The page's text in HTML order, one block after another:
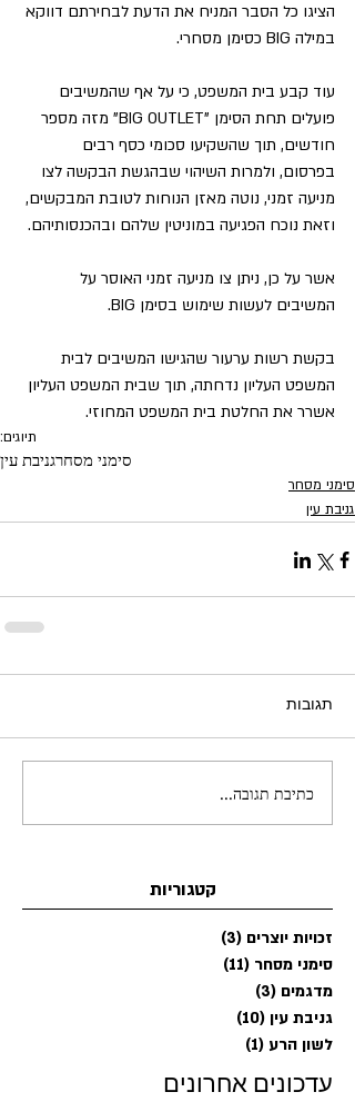
הציגו כל הסבר המניח את הדעת לבחירתם דווקא
במילה BIG כסימן מסחרי.
עוד קבע בית המשפט, כי על אף שהמשיבים
פועלים תחת הסימן "BIG OUTLET" מזה מספר
חודשים, תוך שהשקיעו סכומי כסף רבים
בפרסום, ולמרות השיהוי שבהגשת הבקשה לצו
מניעה זמני, נוטה מאזן הנוחות לטובת המבקשים,
וזאת נוכח הפגיעה במוניטין שלהם ובהכנסותיהם.
אשר על כן, ניתן צו מניעה זמני האוסר על
המשיבים לעשות שימוש בסימן BIG.
בקשת רשות ערעור שהגישו המשיבים לבית
המשפט העליון נדחתה, תוך שבית המשפט העליון
אשרר את החלטת בית המשפט המחוזי.
תיוגים:
סימני מסחרגניבת עין
סימני מסחר
גניבת עין
תגובות
כתיבת תגובה...
קטגוריות
זכויות יוצרים (3)
סימני מסחר (11)
מדגמים (3)
גניבת עין (10)
לשון הרע (1)
עדכונים אחרונים